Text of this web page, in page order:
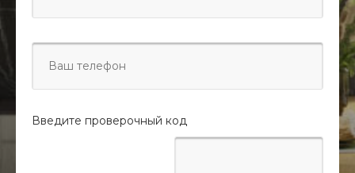
Введите проверочный код